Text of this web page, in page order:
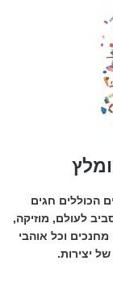
הכוללים חגים
לעולם, מוזיקה,
וכל אוהבי
יצירות.